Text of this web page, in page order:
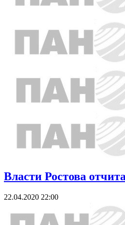
Власти Ростова
22.04.2020 22:00